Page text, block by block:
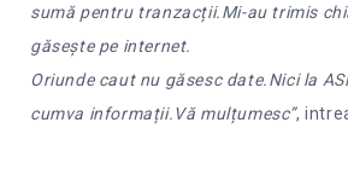
sumă pentru tranzacții.Mi-au trimis
găsește pe internet.
Oriunde caut nu găsesc date.Nici la
cumva informații.Vă mulțumesc”,